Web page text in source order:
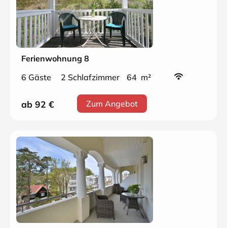
Ferienwohnung 8
6 Gäste
2 Schlafzimmer 64 m²
ab 92 € Zum Angebot